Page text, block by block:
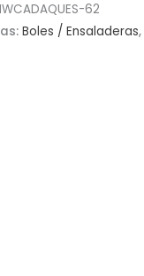
62
Boles / Ensaladeras,